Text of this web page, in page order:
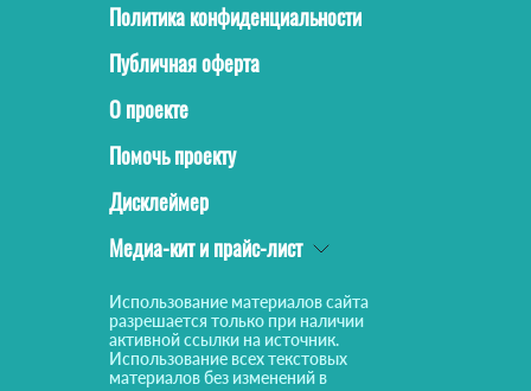
Политика конфиденциальности
Публичная оферта
О проекте
Помочь проекту
Дисклеймер
Медиа-кит и прайс-лист
Использование материалов сайта
разрешается только при наличии
активной ссылки на источник.
Использование всех текстовых
материалов без изменений в